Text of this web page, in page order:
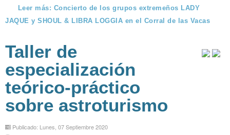
Leer más: Concierto de los grupos extremeños LADY
JAQUE y SHOUL & LIBRA LOGGIA en el Corral de las Vacas
Taller de
especialización
teórico-práctico
sobre astroturismo
Publicado: Lunes, 07 Septiembre 2020